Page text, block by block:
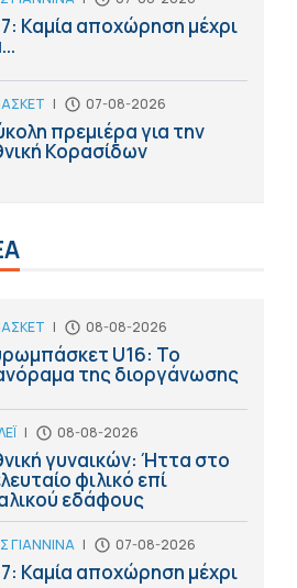
Καμία αποχώρηση μέχρι
| 07-08-2026
πρεμιέρα για την
Κορασίδων
| 08-08-2026
U16: Το
της διοργάνωσης
| 08-08-2026
γυναικών: Ήττα στο
φιλικό επί
εδάφους
ΓΙΑΝΝΙΝΑ | 07-08-2026
Καμία αποχώρηση μέχρι